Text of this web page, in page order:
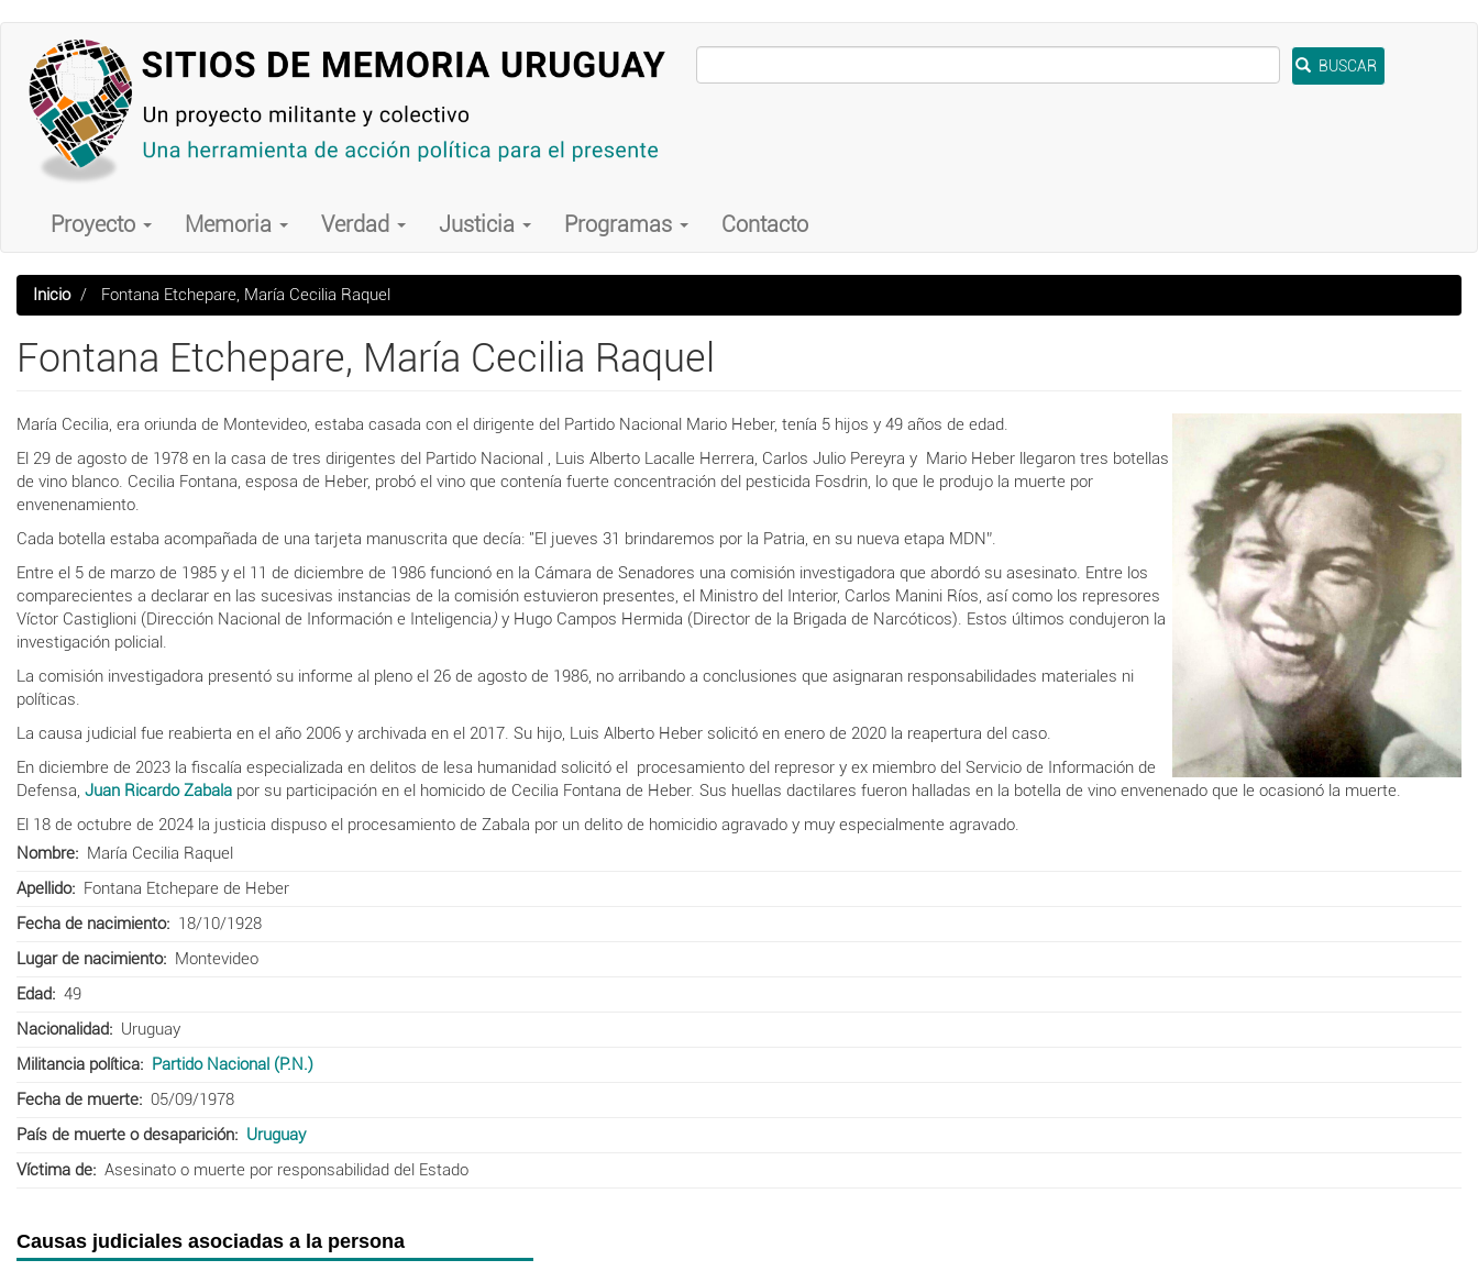
contenido
principal
BUSCAR
Main
navigation
Proyecto Memoria Verdad Justicia Programas Contacto
Inicio Fontana Etchepare, María Cecilia Raquel
Fontana Etchepare, María Cecilia Raquel
María Cecilia, era oriunda de Montevideo, estaba casada con el dirigente del Partido Nacional Mario Heber, tenía 5 hijos y 49 años de edad.
El 29 de agosto de 1978 en la casa de tres dirigentes del Partido Nacional , Luis Alberto Lacalle Herrera, Carlos Julio Pereyra y Mario Heber llegaron tres botellas
de vino blanco. Cecilia Fontana, esposa de Heber, probó el vino que contenía fuerte concentración del pesticida Fosdrin, lo que le produjo la muerte por
envenenamiento.
Cada botella estaba acompañada de una tarjeta manuscrita que decía: "El jueves 31 brindaremos por la Patria, en su nueva etapa MDN”.
Entre el 5 de marzo de 1985 y el 11 de diciembre de 1986 funcionó en la Cámara de Senadores una comisión investigadora que abordó su asesinato. Entre los
comparecientes a declarar en las sucesivas instancias de la comisión estuvieron presentes, el Ministro del Interior, Carlos Manini Ríos, así como los represores
Víctor Castiglioni (Dirección Nacional de Información e Inteligencia) y Hugo Campos Hermida (Director de la Brigada de Narcóticos). Estos últimos condujeron la
investigación policial.
La comisión investigadora presentó su informe al pleno el 26 de agosto de 1986, no arribando a conclusiones que asignaran responsabilidades materiales ni
políticas.
La causa judicial fue reabierta en el año 2006 y archivada en el 2017. Su hijo, Luis Alberto Heber solicitó en enero de 2020 la reapertura del caso.
En diciembre de 2023 la fiscalía especializada en delitos de lesa humanidad solicitó el procesamiento del represor y ex miembro del Servicio de Información de
Defensa, Juan Ricardo Zabala por su participación en el homicido de Cecilia Fontana de Heber. Sus huellas dactilares fueron halladas en la botella de vino envenenado que le ocasionó la muerte.
El 18 de octubre de 2024 la justicia dispuso el procesamiento de Zabala por un delito de homicidio agravado y muy especialmente agravado.
Nombre
María Cecilia Raquel
Apellido
Fontana Etchepare de Heber
Fecha de nacimiento
18/10/1928
Lugar de nacimiento
Montevideo
Edad
49
Nacionalidad
Uruguay
Militancia política
Partido Nacional (P.N.)
Fecha de muerte
05/09/1978
País de muerte o desaparición
Uruguay
Víctima de
Asesinato o muerte por responsabilidad del Estado
Causas judiciales asociadas a la persona